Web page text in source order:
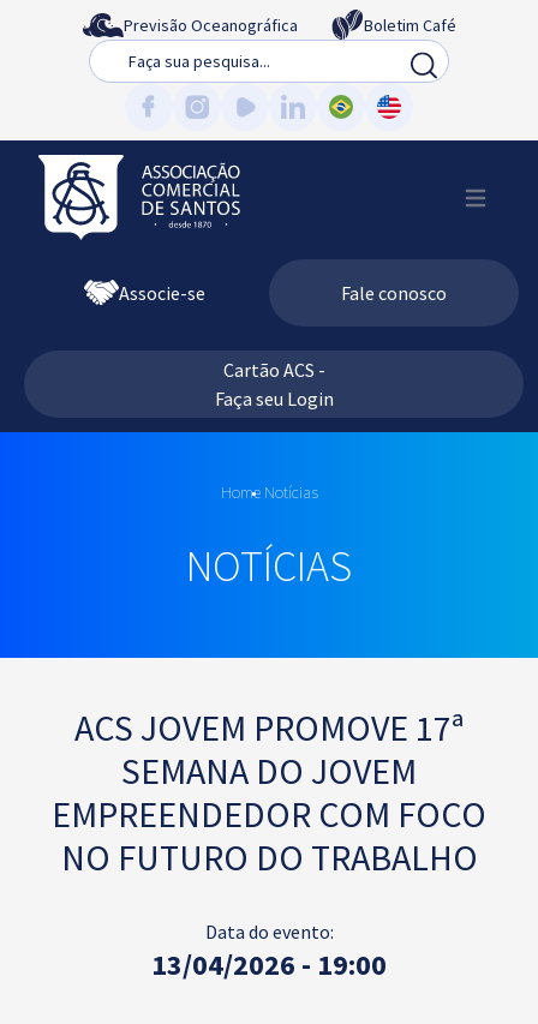
Previsão Oceanográfica
Boletim Café
Busca
Associe-se Fale conosco
Cartão ACS -
Faça seu Login
Home Notícias
NOTÍCIAS
ACS JOVEM PROMOVE 17ª
SEMANA DO JOVEM
EMPREENDEDOR COM FOCO
NO FUTURO DO TRABALHO
Data do evento:
13/04/2026 - 19:00